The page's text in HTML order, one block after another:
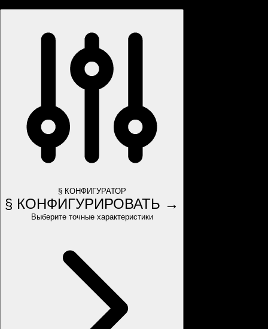
§ КОНФИГУРАТОР
§ КОНФИГУРИРОВАТЬ →
Выберите точные характеристики